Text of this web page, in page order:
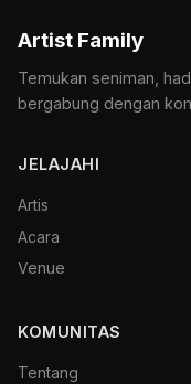
Artist Family
Temukan seniman,
bergabung dengan
JELAJAHI
Artis
Acara
Venue
KOMUNITAS
Tentang